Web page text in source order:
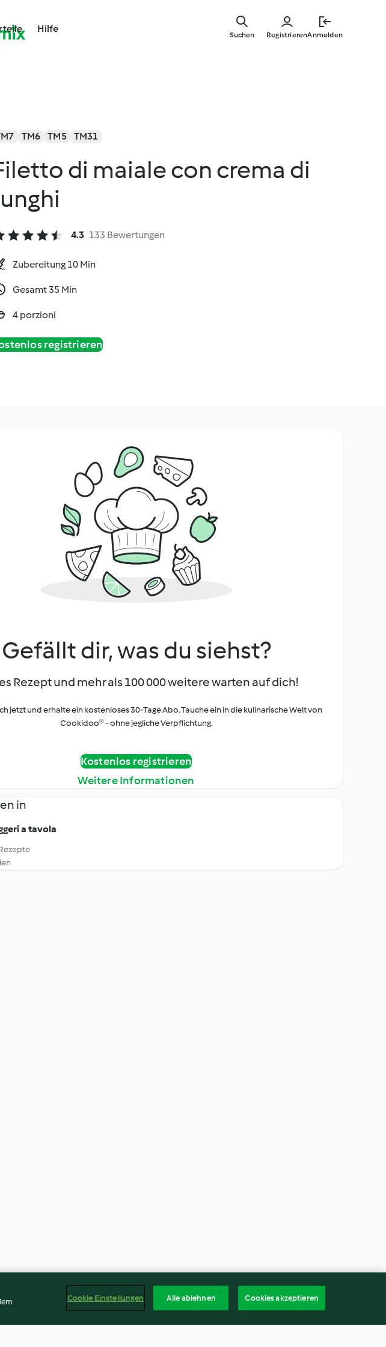
Hilfe
RegistrierenAnmelden
Suchen
TM6 TM5 TM31
di maiale con crema di
4.3 133 Bewertungen
Zubereitung 10 Min
Gesamt 35 Min
4 porzioni
registrieren
Gefällt dir, was du siehst?
Rezept und mehr als 100 000 weitere warten auf dich!
jetzt und erhalte ein kostenloses 30-Tage Abo. Tauche ein in die kulinarische Welt von
Cookidoo® - ohne jegliche Verpflichtung.
Kostenlos registrieren
Weitere Informationen
in
a tavola
Cookie Einstellungen Alle ablehnen Cookies akzeptieren